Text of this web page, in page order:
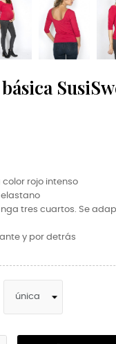
rojo intenso
elastano
tres cuartos. Se
y por detrás